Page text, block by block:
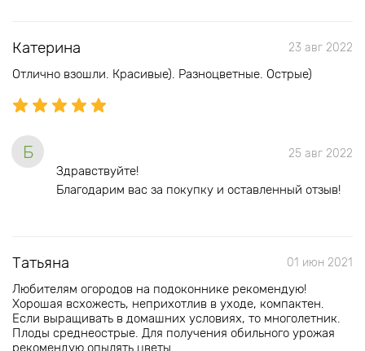
Катерина 23 авг 2022
Отлично взошли. Красивые). Разноцветные. Острые)
Б 25 авг 2022
Здравствуйте!
Благодарим вас за покупку и оставленный отзыв!
Татьяна 01 июн 2021
Любителям огородов на подоконнике рекомендую!
Хорошая всхожесть, неприхотлив в уходе, компактен.
Если выращивать в домашних условиях, то многолетник.
Плоды среднеострые. Для получения обильного урожая
рекомендую опылять цветы.